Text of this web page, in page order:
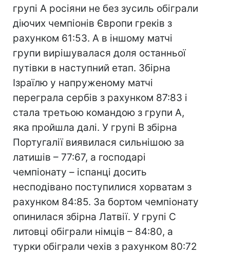
групі А росіяни не без зусиль обіграли
діючих чемпіонів Європи греків з
рахунком 61:53. А в іншому матчі
групи вирішувалася доля останньої
путівки в наступний етап. Збірна
Ізраїлю у напруженому матчі
переграла сербів з рахунком 87:83 і
стала третьою командою з групи А,
яка пройшла далі. У групі В збірна
Португалії виявилася сильнішою за
латишів – 77:67, а господарі
чемпіонату – іспанці досить
несподівано поступилися хорватам з
рахунком 84:85. За бортом чемпіонату
опинилася збірна Латвії. У групі С
литовці обіграли німців – 84:80, а
турки обіграли чехів з рахунком 80:72